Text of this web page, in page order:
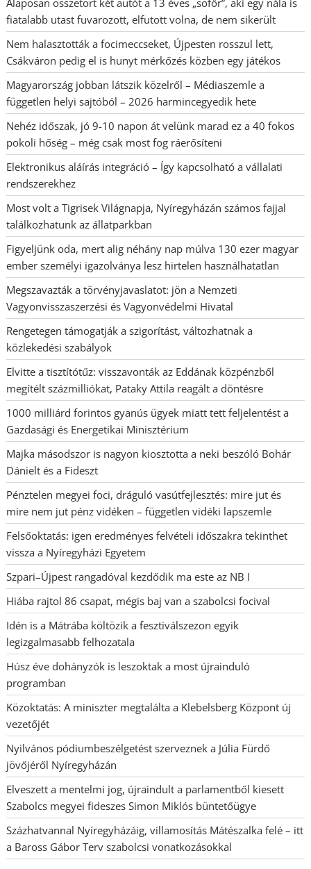
fiatalabb utast fuvarozott, elfutott volna, de nem sikerült
Nem halasztották a focimeccseket, Újpesten rosszul lett,
Csákváron pedig el is hunyt mérkőzés közben egy játékos
Magyarország jobban látszik közelről – Médiaszemle a
független helyi sajtóból – 2026 harmincegyedik hete
Nehéz időszak, jó 9-10 napon át velünk marad ez a 40 fokos
pokoli hőség – még csak most fog ráerősíteni
Elektronikus aláírás integráció – Így kapcsolható a vállalati
rendszerekhez
Most volt a Tigrisek Világnapja, Nyíregyházán számos fajjal
találkozhatunk az állatparkban
Figyeljünk oda, mert alig néhány nap múlva 130 ezer magyar
ember személyi igazolványa lesz hirtelen használhatatlan
Megszavazták a törvényjavaslatot: jön a Nemzeti
Vagyonvisszaszerzési és Vagyonvédelmi Hivatal
Rengetegen támogatják a szigorítást, változhatnak a
közlekedési szabályok
Elvitte a tisztítótűz: visszavonták az Eddának közpénzből
megítélt százmilliókat, Pataky Attila reagált a döntésre
1000 milliárd forintos gyanús ügyek miatt tett feljelentést a
Gazdasági és Energetikai Minisztérium
Majka másodszor is nagyon kiosztotta a neki beszóló Bohár
Dánielt és a Fideszt
Pénztelen megyei foci, dráguló vasútfejlesztés: mire jut és
mire nem jut pénz vidéken – független vidéki lapszemle
Felsőoktatás: igen eredményes felvételi időszakra tekinthet
vissza a Nyíregyházi Egyetem
Szpari–Újpest rangadóval kezdődik ma este az NB I
Hiába rajtol 86 csapat, mégis baj van a szabolcsi focival
Idén is a Mátrába költözik a fesztiválszezon egyik
legizgalmasabb felhozatala
Húsz éve dohányzók is leszoktak a most újrainduló
programban
Közoktatás: A miniszter megtalálta a Klebelsberg Központ új
vezetőjét
Nyilvános pódiumbeszélgetést szerveznek a Júlia Fürdő
jövőjéről Nyíregyházán
Elveszett a mentelmi jog, újraindult a parlamentből kiesett
Szabolcs megyei fideszes Simon Miklós büntetőügye
Százhatvannal Nyíregyházáig, villamosítás Mátészalka felé – itt
a Baross Gábor Terv szabolcsi vonatkozásokkal